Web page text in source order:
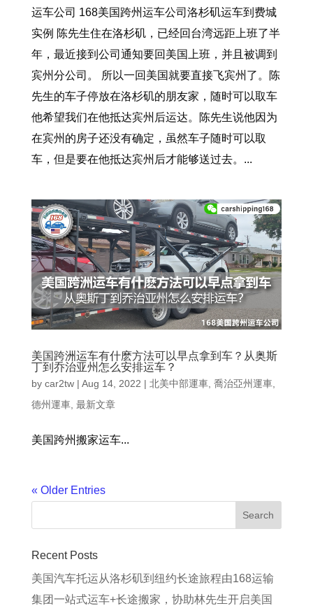
运车公司 168美国跨州运车公司洛杉矶运车到费城
实例 陈先生住在洛杉矶，已经回台湾远距上班了半
年，最近接到公司通知要回美国上班，并且被调到
宾州分公司。 所以一回美国就要直接飞宾州了。陈
先生的车子停放在洛杉矶的朋友家，随时可以取车
他希望我们在他抵达宾州后运达。陈先生说他因为
在宾州的房子还没有确定，虽然车子随时可以取
车，但是要在他抵达宾州后才能够送过去。...
美国跨洲运车有什麽方法可以早点拿到车？从奥斯
丁到乔治亚州怎么安排运车？
by car2tw| Aug 14, 2022 | 北美中部運車, 喬治亞州運車,
德州運車, 最新文章
美国跨州搬家运车...
« Older Entries
Recent Posts
美国汽车托运从洛杉矶到纽约长途旅程由168运输
集团一站式运车+长途搬家，协助林先生开启美国